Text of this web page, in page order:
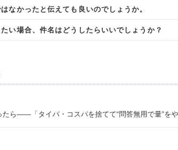
なかったと伝えても良いのでしょうか。
い場合、件名はどうしたらいいでしょうか？
ら――「タイパ・コスパを捨てて“問答無用で量”をや